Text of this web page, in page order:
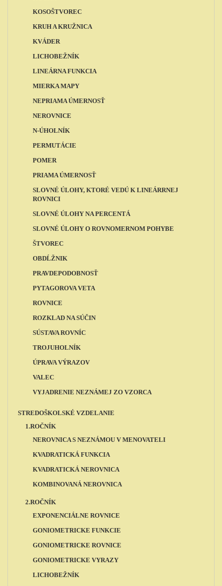
KOSOŠTVOREC
KRUH A KRUŽNICA
KVÁDER
LICHOBEŽNÍK
LINEÁRNA FUNKCIA
MIERKA MAPY
NEPRIAMA ÚMERNOSŤ
NEROVNICE
N-ÚHOLNÍK
PERMUTÁCIE
POMER
PRIAMA ÚMERNOSŤ
SLOVNÉ ÚLOHY, KTORÉ VEDÚ K LINEÁRRNEJ
ROVNICI
SLOVNÉ ÚLOHY NA PERCENTÁ
SLOVNÉ ÚLOHY O ROVNOMERNOM POHYBE
ŠTVOREC
OBDĹŽNIK
PRAVDEPODOBNOSŤ
PYTAGOROVA VETA
ROVNICE
ROZKLAD NA SÚČIN
SÚSTAVA ROVNÍC
TROJUHOLNÍK
ÚPRAVA VÝRAZOV
VALEC
VYJADRENIE NEZNÁMEJ ZO VZORCA
STREDOŠKOLSKÉ VZDELANIE
1.ROČNÍK
NEROVNICA S NEZNÁMOU V MENOVATELI
KVADRATICKÁ FUNKCIA
KVADRATICKÁ NEROVNICA
KOMBINOVANÁ NEROVNICA
2.ROČNÍK
EXPONENCIÁLNE ROVNICE
GONIOMETRICKE FUNKCIE
GONIOMETRICKE ROVNICE
GONIOMETRICKE VYRAZY
LICHOBEŽNÍK